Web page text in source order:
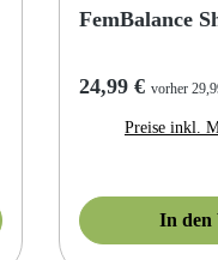
FemBalance
Regulärer Preis:
24,99 € vorher
Preise inkl.
In den